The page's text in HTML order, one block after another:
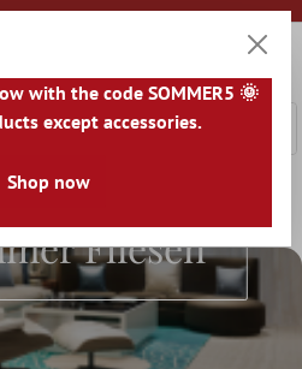
Fliesen
with the code SOMMER5 🌞
except accessories.
Shop now